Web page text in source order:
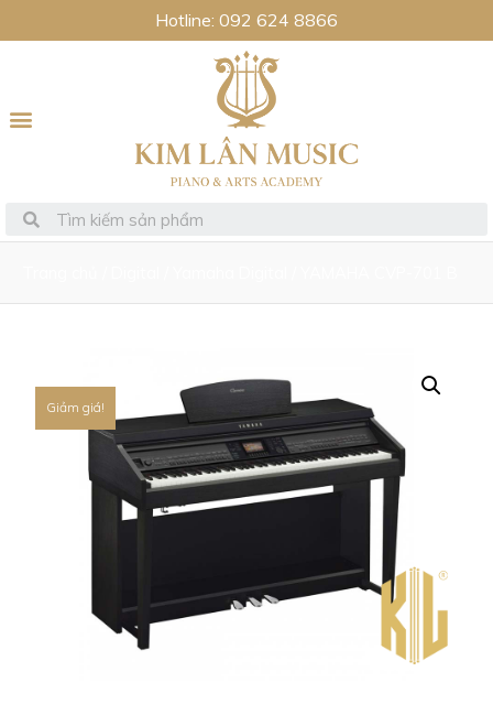
Hotline: 092 624 8866
Giảm giá!